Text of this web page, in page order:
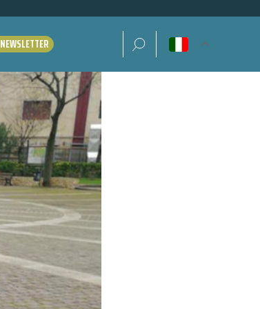
NEWSLETTER Ricerca per: